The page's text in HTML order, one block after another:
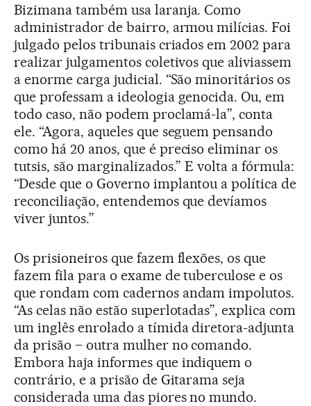
Bizimana também usa laranja. Como
administrador de bairro, armou milícias. Foi
julgado pelos tribunais criados em 2002 para
realizar julgamentos coletivos que aliviassem
a enorme carga judicial. “São minoritários os
que professam a ideologia genocida. Ou, em
todo caso, não podem proclamá-la”, conta
ele. “Agora, aqueles que seguem pensando
como há 20 anos, que é preciso eliminar os
tutsis, são marginalizados.” E volta a fórmula:
“Desde que o Governo implantou a política de
reconciliação, entendemos que devíamos
viver juntos.”
Os prisioneiros que fazem flexões, os que
fazem fila para o exame de tuberculose e os
que rondam com cadernos andam impolutos.
“As celas não estão superlotadas”, explica com
um inglês enrolado a tímida diretora-adjunta
da prisão – outra mulher no comando.
Embora haja informes que indiquem o
contrário, e a prisão de Gitarama seja
considerada uma das piores no mundo.